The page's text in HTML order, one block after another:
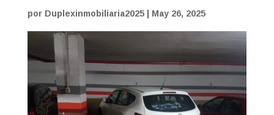
por Duplexinmobiliaria2025| May 26, 2025